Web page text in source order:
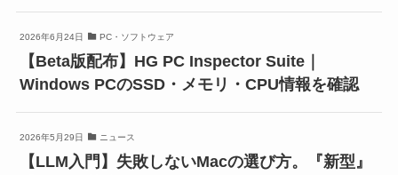
2026年6月24日 PC・ソフトウェア
【Beta版配布】HG PC Inspector Suite｜
Windows PCのSSD・メモリ・CPU情報を確認
2026年5月29日 ニュース
【LLM入門】失敗しないMacの選び方。『新型』